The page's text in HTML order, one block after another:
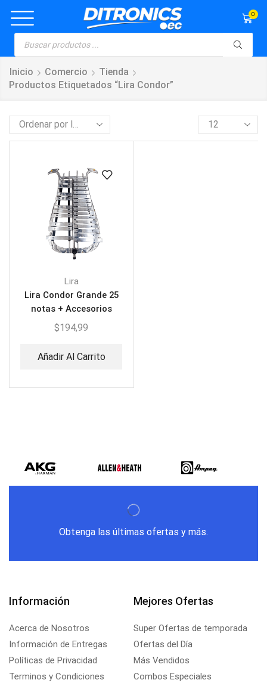
0
Inicio Comercio
Tienda
Productos Etiquetados “lira Condor”
Lira
Lira Condor Grande 25
notas + Accesorios
$194,99
Añadir Al Carrito
Obtenga las últimas ofertas y más.
Información
Acerca de Nosotros
Información de Entregas
Políticas de Privacidad
Terminos y Condiciones
Mejores Ofertas
Super Ofertas de temporada
Ofertas del Día
Más Vendidos
Combos Especiales